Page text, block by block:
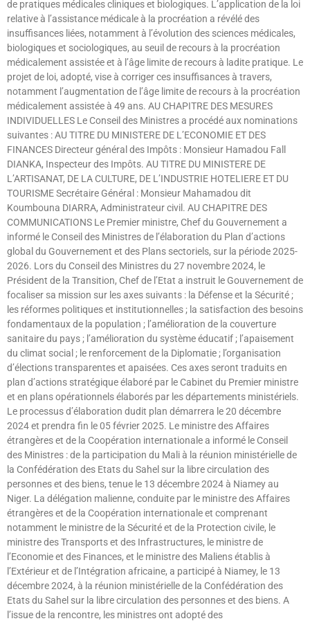
de pratiques médicales cliniques et biologiques. L’application de la loi
relative à l’assistance médicale à la procréation a révélé des
insuffisances liées, notamment à l’évolution des sciences médicales,
biologiques et sociologiques, au seuil de recours à la procréation
médicalement assistée et à l’âge limite de recours à ladite pratique. Le
projet de loi, adopté, vise à corriger ces insuffisances à travers,
notamment l’augmentation de l’âge limite de recours à la procréation
médicalement assistée à 49 ans. AU CHAPITRE DES MESURES
INDIVIDUELLES Le Conseil des Ministres a procédé aux nominations
suivantes : AU TITRE DU MINISTERE DE L’ECONOMIE ET DES
FINANCES Directeur général des Impôts : Monsieur Hamadou Fall
DIANKA, Inspecteur des Impôts. AU TITRE DU MINISTERE DE
L’ARTISANAT, DE LA CULTURE, DE L’INDUSTRIE HOTELIERE ET DU
TOURISME Secrétaire Général : Monsieur Mahamadou dit
Koumbouna DIARRA, Administrateur civil. AU CHAPITRE DES
COMMUNICATIONS Le Premier ministre, Chef du Gouvernement a
informé le Conseil des Ministres de l’élaboration du Plan d’actions
global du Gouvernement et des Plans sectoriels, sur la période 2025-
2026. Lors du Conseil des Ministres du 27 novembre 2024, le
Président de la Transition, Chef de l’Etat a instruit le Gouvernement de
focaliser sa mission sur les axes suivants : la Défense et la Sécurité ;
les réformes politiques et institutionnelles ; la satisfaction des besoins
fondamentaux de la population ; l’amélioration de la couverture
sanitaire du pays ; l’amélioration du système éducatif ; l’apaisement
du climat social ; le renforcement de la Diplomatie ; l’organisation
d’élections transparentes et apaisées. Ces axes seront traduits en
plan d’actions stratégique élaboré par le Cabinet du Premier ministre
et en plans opérationnels élaborés par les départements ministériels.
Le processus d’élaboration dudit plan démarrera le 20 décembre
2024 et prendra fin le 05 février 2025. Le ministre des Affaires
étrangères et de la Coopération internationale a informé le Conseil
des Ministres : de la participation du Mali à la réunion ministérielle de
la Confédération des Etats du Sahel sur la libre circulation des
personnes et des biens, tenue le 13 décembre 2024 à Niamey au
Niger. La délégation malienne, conduite par le ministre des Affaires
étrangères et de la Coopération internationale et comprenant
notamment le ministre de la Sécurité et de la Protection civile, le
ministre des Transports et des Infrastructures, le ministre de
l’Economie et des Finances, et le ministre des Maliens établis à
l’Extérieur et de l’Intégration africaine, a participé à Niamey, le 13
décembre 2024, à la réunion ministérielle de la Confédération des
Etats du Sahel sur la libre circulation des personnes et des biens. A
l’issue de la rencontre, les ministres ont adopté des